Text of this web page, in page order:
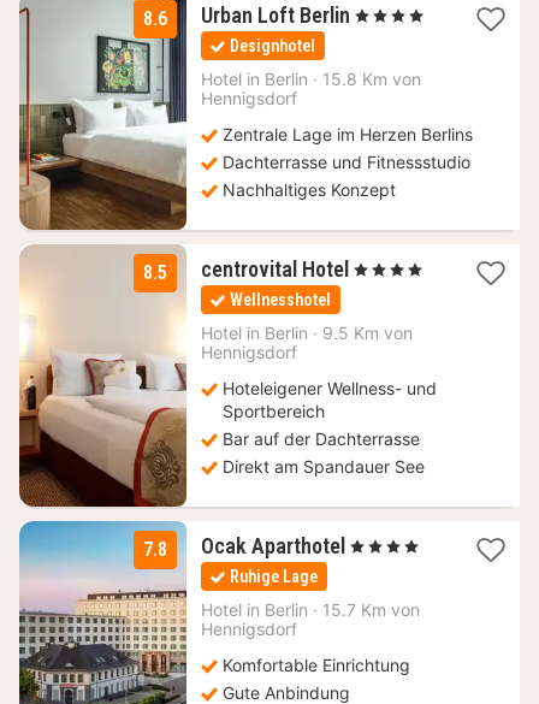
8.6 Urban Loft Berlin 1
63
, 4 Sterne
Designhotel
Hotel in Berlin · 15.8 Km von
Hennigsdorf
Zentrale Lage im Herzen Berlins
Dachterrasse und Fitnessstudio
Nachhaltiges Konzept
8.5 centrovital Hotel 1
160,18
, 4 Sterne
Wellnesshotel
Hotel in Berlin · 9.5 Km von
Hennigsdorf
Hoteleigener Wellness- und
Sportbereich
Bar auf der Dachterrasse
Direkt am Spandauer See
7.8 Ocak Aparthotel 1
80
, 4 Sterne
Ruhige Lage
Hotel in Berlin · 15.7 Km von
Hennigsdorf
Komfortable Einrichtung
Gute Anbindung